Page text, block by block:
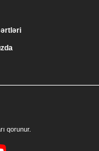
qorunur.